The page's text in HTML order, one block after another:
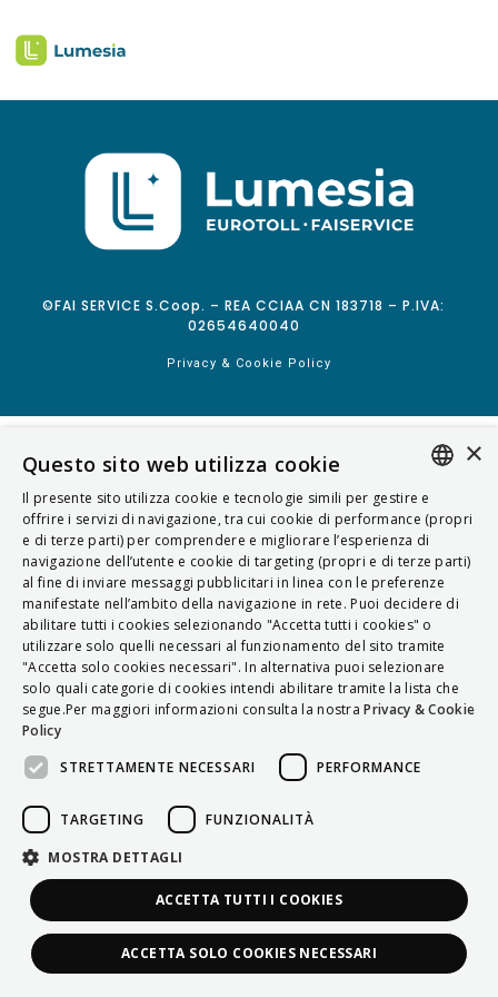
©FAI SERVICE S.Coop. – REA CCIAA CN 183718 – P.IVA:
02654640040
Privacy & Cookie Policy
ITALIAN
ENGLISH
FRENCH
HUNGARIAN
DEUTSCH
POLSKI
PORTUGUÊS
×
Questo sito web utilizza cookie
Il presente sito utilizza cookie e tecnologie simili per gestire e
offrire i servizi di navigazione, tra cui cookie di performance (propri
e di terze parti) per comprendere e migliorare l’esperienza di
navigazione dell’utente e cookie di targeting (propri e di terze parti)
al fine di inviare messaggi pubblicitari in linea con le preferenze
manifestate nell’ambito della navigazione in rete. Puoi decidere di
abilitare tutti i cookies selezionando "Accetta tutti i cookies" o
utilizzare solo quelli necessari al funzionamento del sito tramite
"Accetta solo cookies necessari". In alternativa puoi selezionare
solo quali categorie di cookies intendi abilitare tramite la lista che
segue.Per maggiori informazioni consulta la nostra Privacy & Cookie
Policy
STRETTAMENTE NECESSARI
PERFORMANCE
TARGETING FUNZIONALITÀ
MOSTRA DETTAGLI
ACCETTA TUTTI I COOKIES
ACCETTA SOLO COOKIES NECESSARI